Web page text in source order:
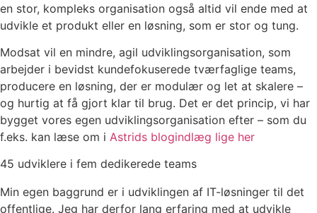
en stor, kompleks organisation også altid vil ende med at
udvikle et produkt eller en løsning, som er stor og tung.
Modsat vil en mindre, agil udviklingsorganisation, som
arbejder i bevidst kundefokuserede tværfaglige teams,
producere en løsning, der er modulær og let at skalere –
og hurtig at få gjort klar til brug. Det er det princip, vi har
bygget vores egen udviklingsorganisation efter – som du
f.eks. kan læse om i Astrids blogindlæg lige her
45 udviklere i fem dedikerede teams
Min egen baggrund er i udviklingen af IT-løsninger til det
offentlige. Jeg har derfor lang erfaring med at udvikle